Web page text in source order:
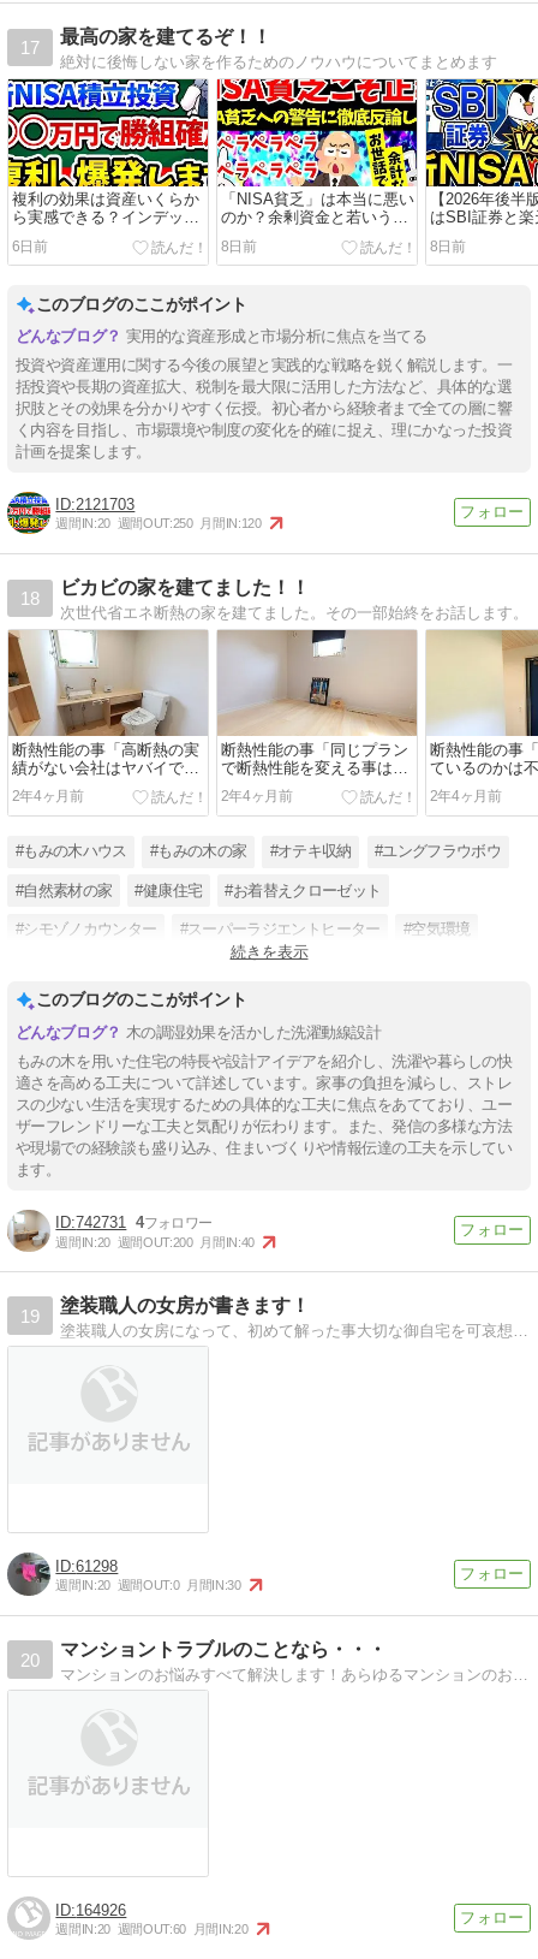
17
最高の家を建てるぞ！！
絶対に後悔しない家を作るためのノウハウについてまとめます
複利の効果は資産いくらか
ら実感できる？インデック
ス投資の「爆発ライン」と
持ち出し0の目安を解説
6日前
「NISA貧乏」は本当に悪い
のか？余剰資金と若いうち
の全力投資を考える
8日前
【2026年後半
はSBI証券と
ちらがおすす
銀行金利・ポ
8日前
このブログのここがポイント
実用的な資産形成と市場分析に焦点を当てる
投資や資産運用に関する今後の展望と実践的な戦略を鋭く解説します。一
括投資や長期の資産拡大、税制を最大限に活用した方法など、具体的な選
択肢とその効果を分かりやすく伝授。初心者から経験者まで全ての層に響
く内容を目指し、市場環境や制度の変化を的確に捉え、理にかなった投資
計画を提案します。
2121703
週間IN:20 週間OUT:250 月間IN:120
18
ビカビの家を建てました！！
次世代省エネ断熱の家を建てました。その一部始終をお話します。
断熱性能の事「高断熱の実
績がない会社はヤバイで
す」
2年4ヶ月前
断熱性能の事「同じプラン
で断熱性能を変える事はお
かしい」
2年4ヶ月前
断熱性能の事
ているのかは
2年4ヶ月前
#もみの木ハウス #もみの木の家 #オテキ収納 #ユングフラウボウ
#自然素材の家 #健康住宅 #お着替えクローゼット
#シモゾノカウンター #スーパーラジエントヒーター #空気環境
続きを表示
このブログのここがポイント
木の調湿効果を活かした洗濯動線設計
もみの木を用いた住宅の特長や設計アイデアを紹介し、洗濯や暮らしの快
適さを高める工夫について詳述しています。家事の負担を減らし、ストレ
スの少ない生活を実現するための具体的な工夫に焦点をあてており、ユー
ザーフレンドリーな工夫と気配りが伝わります。また、発信の多様な方法
や現場での経験談も盛り込み、住まいづくりや情報伝達の工夫を示してい
ます。
742731 4
週間IN:20 週間OUT:200 月間IN:40
19
塗装職人の女房が書きます！
61298
週間IN:20 週間OUT:0 月間IN:30
20
マンショントラブルのことなら・・・
164926
週間IN:20 週間OUT:60 月間IN:20